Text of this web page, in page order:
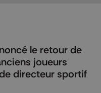
le retour de
joueurs
directeur sportif